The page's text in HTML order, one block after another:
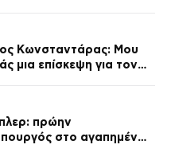
Κωνσταντάρας: Μου
μια επίσκεψη για τον
πρώην
στο αγαπημένο